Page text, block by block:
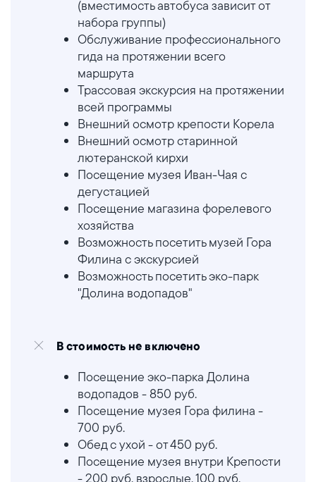
(вместимость автобуса зависит от
набора группы)
Обслуживание профессионального
гида на протяжении всего
маршрута
Трассовая экскурсия на протяжении
всей программы
Внешний осмотр крепости Корела
Внешний осмотр старинной
лютеранской кирхи
Посещение музея Иван-Чая с
дегустацией
Посещение магазина форелевого
хозяйства
Возможность посетить музей Гора
Филина с экскурсией
Возможность посетить эко-парк
"Долина водопадов"
В стоимость не включено
Посещение эко-парка Долина
водопадов - 850 руб.
Посещение музея Гора филина -
700 руб.
Обед с ухой - от 450 руб.
Посещение музея внутри Крепости
- 200 руб. взрослые, 100 руб.